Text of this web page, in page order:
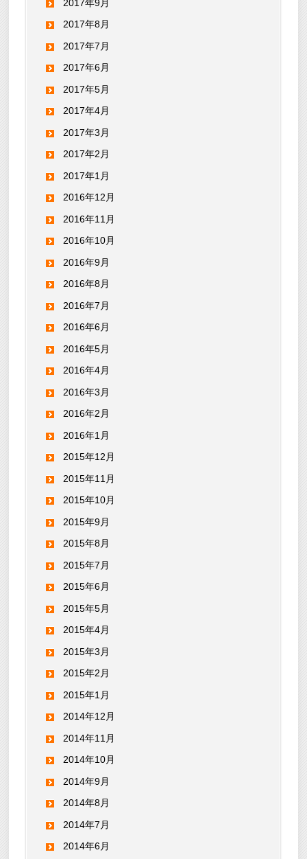
2017年9月
2017年8月
2017年7月
2017年6月
2017年5月
2017年4月
2017年3月
2017年2月
2017年1月
2016年12月
2016年11月
2016年10月
2016年9月
2016年8月
2016年7月
2016年6月
2016年5月
2016年4月
2016年3月
2016年2月
2016年1月
2015年12月
2015年11月
2015年10月
2015年9月
2015年8月
2015年7月
2015年6月
2015年5月
2015年4月
2015年3月
2015年2月
2015年1月
2014年12月
2014年11月
2014年10月
2014年9月
2014年8月
2014年7月
2014年6月